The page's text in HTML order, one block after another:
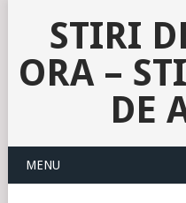
STIRI
ORA –
DE
MENU